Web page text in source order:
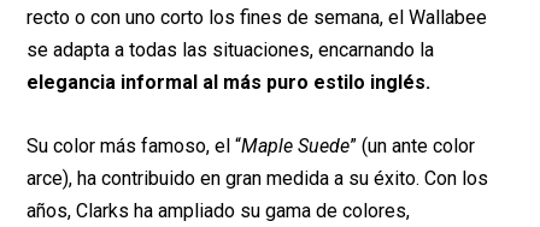
recto o con uno corto los fines de semana, el Wallabee
se adapta a todas las situaciones, encarnando la
elegancia informal al más puro estilo inglés.
Su color más famoso, el “Maple Suede” (un ante color
arce), ha contribuido en gran medida a su éxito. Con los
años, Clarks ha ampliado su gama de colores,